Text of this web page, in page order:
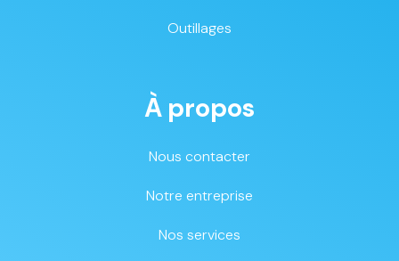
Outillages
À propos
Nous contacter
Notre entreprise
Nos services